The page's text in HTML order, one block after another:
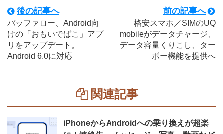
後の記事へ
バッファロー、Android向
けの「おもいでばこ」アプ
リをアップデート。
Android 6.0に対応
前の記事へ
格安スマホ／SIMのUQ
mobileがデータチャージ、
データ容量くりこし、ター
ボー機能を提供へ
関連記事
iPhoneからAndroidへの乗り換えが超楽